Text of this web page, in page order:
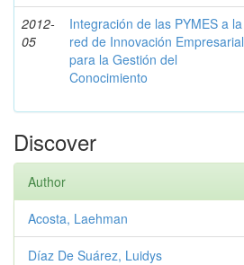
2012-
05
Integración de las PYMES a la
red de Innovación Empresarial
para la Gestión del
Conocimiento
Discover
Author
Acosta, Laehman
Díaz De Suárez, Luidys